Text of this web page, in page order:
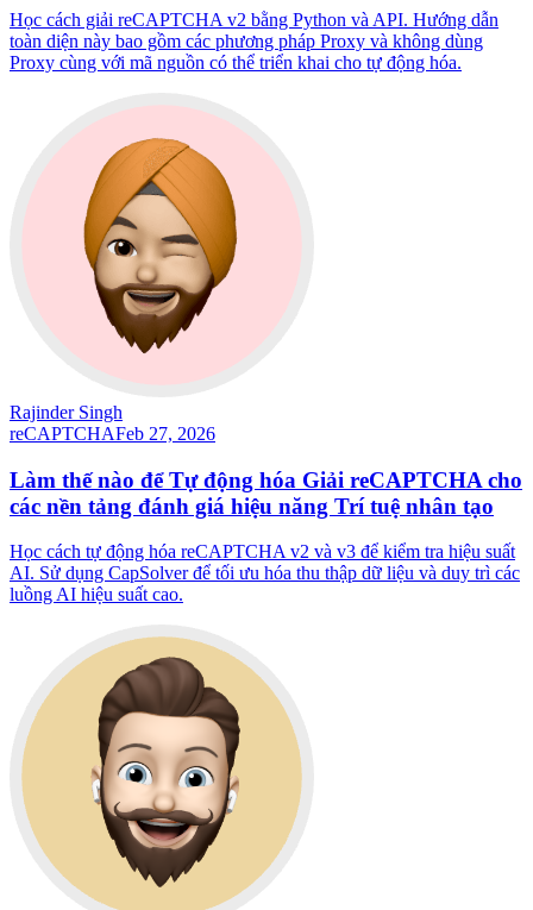
Học cách giải reCAPTCHA v2 bằng Python và API. Hướng dẫn
toàn diện này bao gồm các phương pháp Proxy và không dùng
Proxy cùng với mã nguồn có thể triển khai cho tự động hóa.
Rajinder Singh
reCAPTCHAFeb 27, 2026
Làm thế nào để Tự động hóa Giải reCAPTCHA cho
các nền tảng đánh giá hiệu năng Trí tuệ nhân tạo
Học cách tự động hóa reCAPTCHA v2 và v3 để kiểm tra hiệu suất
AI. Sử dụng CapSolver để tối ưu hóa thu thập dữ liệu và duy trì các
luồng AI hiệu suất cao.